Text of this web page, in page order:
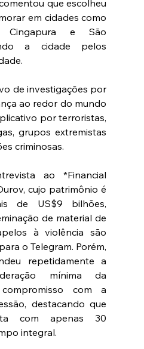
que escolheu
em cidades como
Cingapura e São
a cidade pelos
de investigações por
ao redor do mundo
por terroristas,
grupos extremistas
criminosas.
ao *Financial
cujo patrimônio é
de US$9 bilhões,
de material de
à violência são
o Telegram. Porém,
repetidamente a
mínima da
com a
destacando que
com apenas 30
integral.